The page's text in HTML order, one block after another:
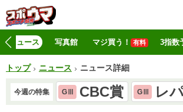
ニュース 写真館 マジ買う！ 有料 3指数
トップ ニュース ニュース詳細
今週の特集 GⅢ CBC賞 GⅢ レ